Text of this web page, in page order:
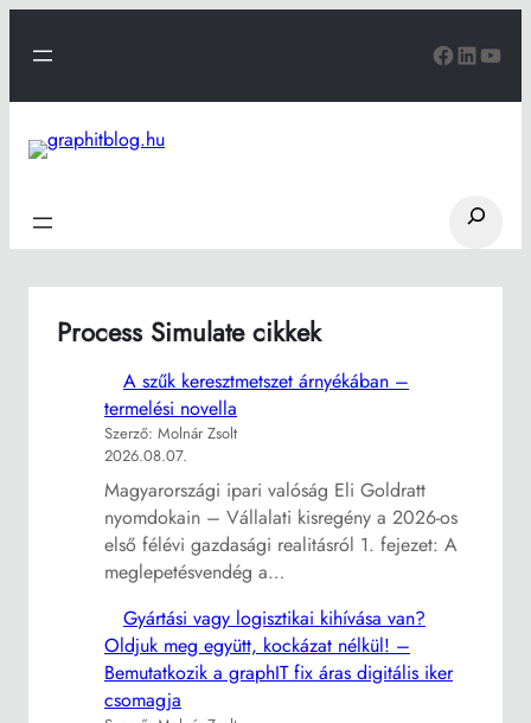
Search
Process Simulate cikkek
A szűk keresztmetszet árnyékában –
termelési novella
Szerző: Molnár Zsolt
2026.08.07.
Magyarországi ipari valóság Eli Goldratt
nyomdokain – Vállalati kisregény a 2026-os
első félévi gazdasági realitásról 1. fejezet: A
meglepetésvendég a…
Gyártási vagy logisztikai kihívása van?
Oldjuk meg együtt, kockázat nélkül! –
Bemutatkozik a graphIT fix áras digitális iker
csomagja